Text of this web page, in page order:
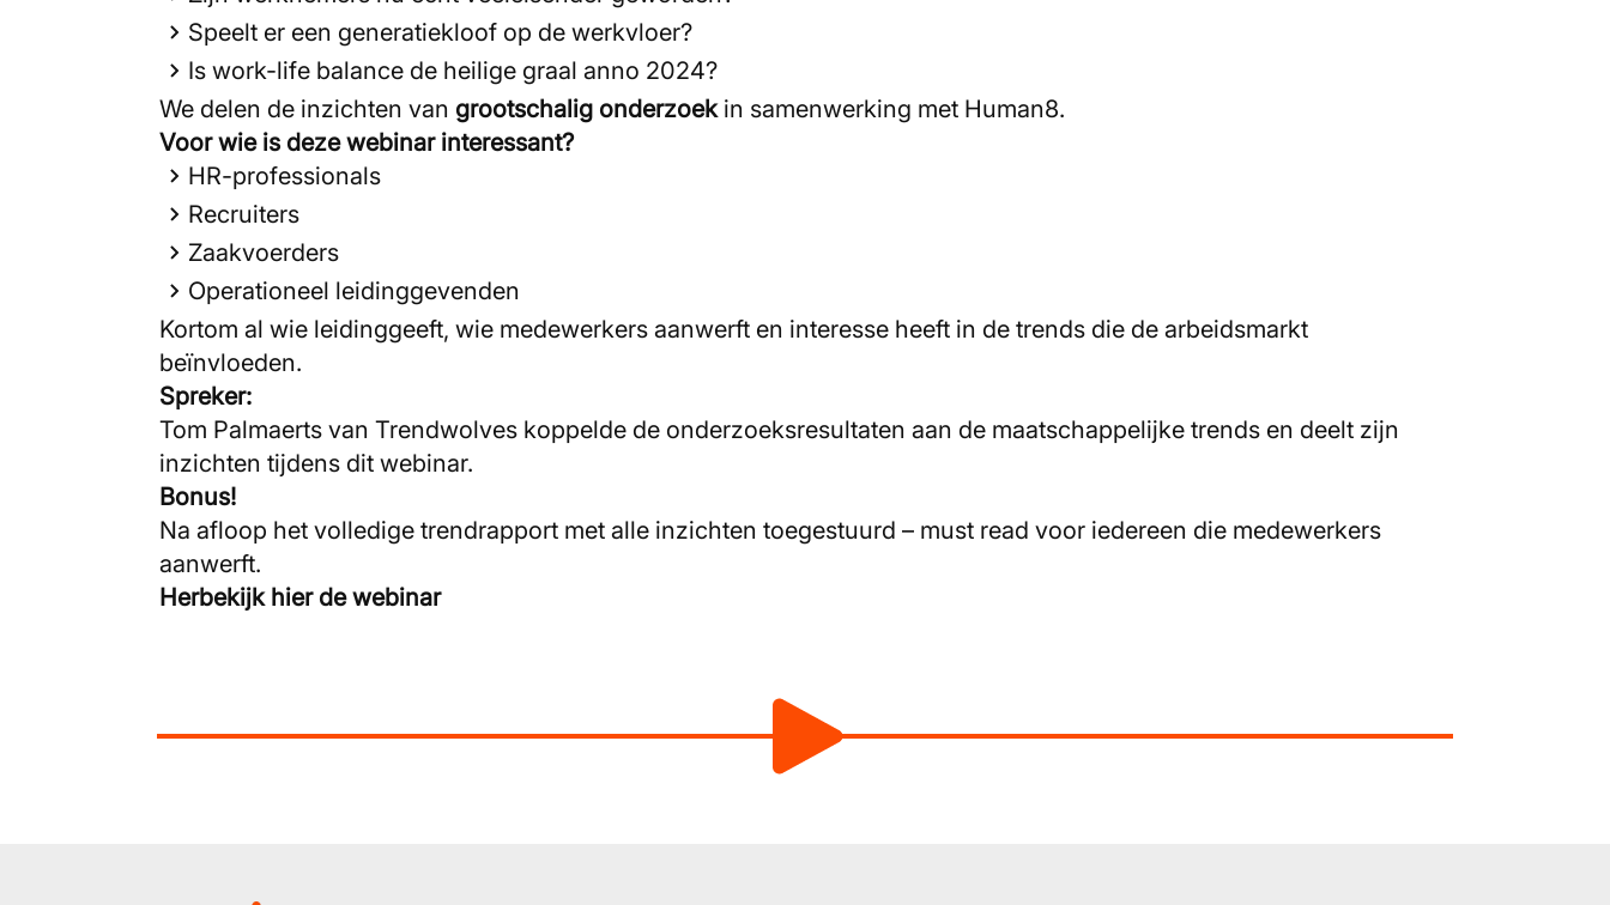
Speelt er een generatiekloof op de werkvloer?
Is work-life balance de heilige graal anno 2024?
We delen de inzichten van grootschalig onderzoekin samenwerking met Human8.
Voor wie is deze webinar interessant?
HR-professionals
Recruiters
Zaakvoerders
Operationeel leidinggevenden
Kortom al wie leidinggeeft, wie medewerkers aanwerft en interesse heeft in de trends die de arbeidsmarkt
beïnvloeden.
Spreker:
Tom Palmaerts van Trendwolves koppelde de onderzoeksresultaten aan de maatschappelijke trends en deelt zijn
inzichten tijdens dit webinar.
Bonus!
Na afloop het volledige trendrapport met alle inzichten toegestuurd – must read voor iedereen die medewerkers
aanwerft.
Herbekijk hier de webinar